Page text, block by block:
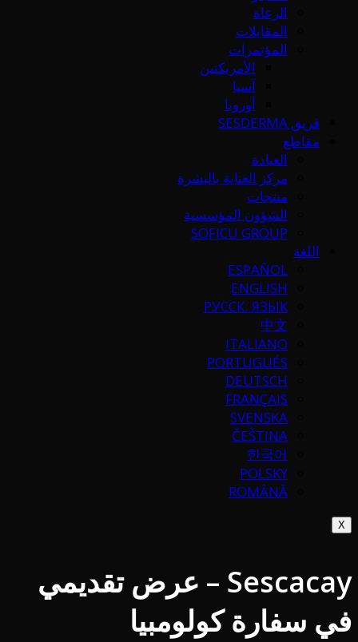
الرعاة
المقابلات
المؤتمرات
الأمريكتين
آسيا
أوروبا
فريق SESDERMA
مقاطع
العيادة
مركز العناية بالبشرة
منتجات
الشؤون المؤسسية
SOFICU GROUP
اللغة
ESPAÑOL
ENGLISH
РУССК. ЯЗЫК
中文
ITALIANO
PORTUGUÉS
DEUTSCH
FRANÇAIS
SVENSKA
ČEŠTINA
한국어
POLSKY
ROMÂNĂ
X
Sescacay – عرض تقديمي
في سفارة كولومبيا